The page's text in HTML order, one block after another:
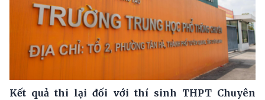
Kết quả thi lại đối với thí sinh THPT Chuyên